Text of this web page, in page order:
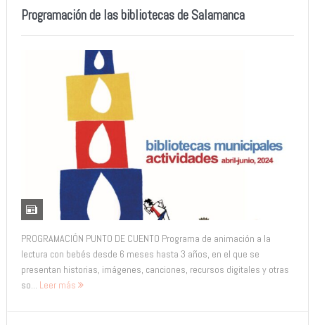
Programación de las bibliotecas de Salamanca
PROGRAMACIÓN PUNTO DE CUENTO Programa de animación a la
lectura con bebés desde 6 meses hasta 3 años, en el que se
presentan historias, imágenes, canciones, recursos digitales y otras
so... Leer más